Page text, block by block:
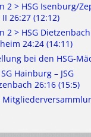
2 > HSG Isenburg/
26:27 (12:12)
2 > HSG Dietzenbach
24:24 (14:11)
bei den HSG-
Hainburg – JSG
26:16 (15:5)